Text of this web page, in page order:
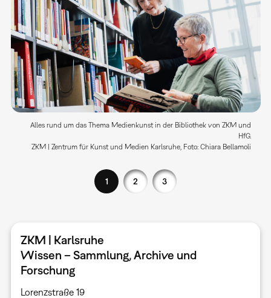
Alles rund um das Thema Medienkunst in der Bibliothek von ZKM und
HfG.
ZKM | Zentrum für Kunst und Medien Karlsruhe, Foto: Chiara Bellamoli
1 2 3
ZKM | Karlsruhe
Wissen – Sammlung, Archive und
Forschung
Lorenzstraße 19